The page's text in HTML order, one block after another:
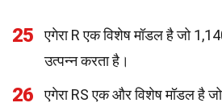
25
एगेरा R एक विशेष मॉडल है जो
उत्पन्न करता है।
26
एगेरा RS एक और विशेष मॉडल है जो